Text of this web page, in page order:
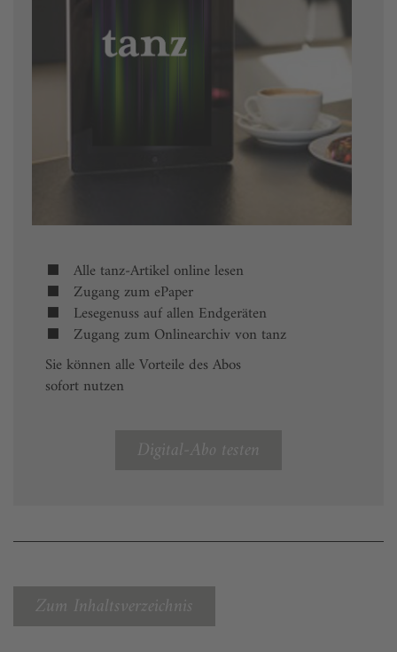
Alle tanz-Artikel online lesen
Zugang zum ePaper
Lesegenuss auf allen Endgeräten
Zugang zum Onlinearchiv von tanz
Sie können alle Vorteile des Abos
sofort nutzen
Digital-Abo testen
Zum Inhaltsverzeichnis